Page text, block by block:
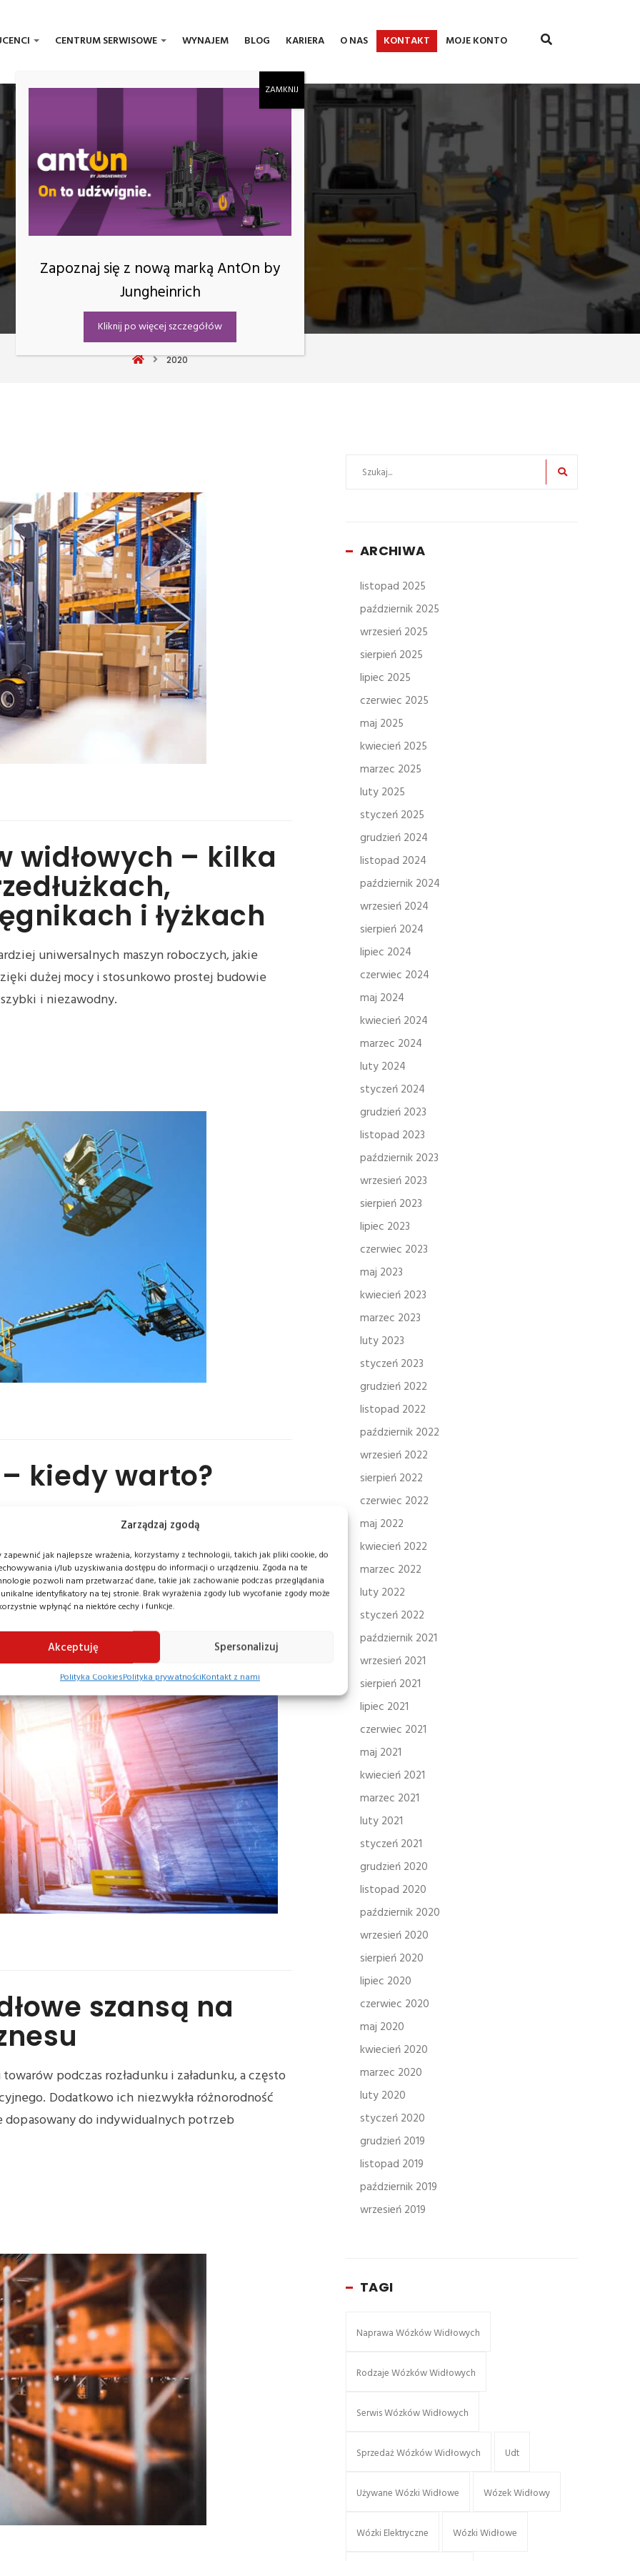
Zarządzaj zgodą
zapewnić jak najlepsze wrażenia, korzystamy z technologii, takich jak pliki cookie, do
i/lub uzyskiwania dostępu do informacji o urządzeniu. Zgoda na te
pozwoli nam przetwarzać dane, takie jak zachowanie podczas przeglądania
identyfikatory na tej stronie. Brak wyrażenia zgody lub wycofanie zgody może
wpłynąć na niektóre cechy i funkcje.
Akceptuję Spersonalizuj
Polityka CookiesPolityka prywatnościKontakt z nami
CENTRUM SERWISOWE WYNAJEM BLOG KARIERA O NAS KONTAKT MOJE KONTO
ROK:2020
2020
widłowych – kilka
i łyżkach
uniwersalnych maszyn roboczych, jakie
dużej mocy i stosunkowo prostej budowie
i niezawodny.
kiedy warto?
którzy muszą sprawnie przemieszczać się w
warto się nimi zainteresować?
szansą na
podczas rozładunku i załadunku, a często
Dodatkowo ich niezwykła różnorodność
dopasowany do indywidualnych potrzeb
ARCHIWA
listopad 2025
październik 2025
wrzesień 2025
sierpień 2025
lipiec 2025
czerwiec 2025
maj 2025
kwiecień 2025
marzec 2025
luty 2025
styczeń 2025
grudzień 2024
listopad 2024
październik 2024
wrzesień 2024
sierpień 2024
lipiec 2024
czerwiec 2024
maj 2024
kwiecień 2024
marzec 2024
luty 2024
styczeń 2024
grudzień 2023
listopad 2023
październik 2023
wrzesień 2023
sierpień 2023
lipiec 2023
czerwiec 2023
maj 2023
kwiecień 2023
marzec 2023
luty 2023
styczeń 2023
grudzień 2022
listopad 2022
październik 2022
wrzesień 2022
sierpień 2022
czerwiec 2022
maj 2022
kwiecień 2022
marzec 2022
luty 2022
styczeń 2022
październik 2021
wrzesień 2021
sierpień 2021
lipiec 2021
czerwiec 2021
maj 2021
kwiecień 2021
marzec 2021
luty 2021
styczeń 2021
grudzień 2020
listopad 2020
październik 2020
wrzesień 2020
sierpień 2020
lipiec 2020
czerwiec 2020
maj 2020
kwiecień 2020
marzec 2020
luty 2020
styczeń 2020
grudzień 2019
listopad 2019
październik 2019
wrzesień 2019
TAGI
Naprawa Wózków Widłowych
Rodzaje Wózków Widłowych
Serwis Wózków Widłowych
Sprzedaż Wózków Widłowych Udt
Używane Wózki Widłowe Wózek Widłowy
Wózki Elektryczne Wózki Widłowe
Zapoznaj się z nową marką AntOn by
Jungheinrich
Kliknij po więcej szczegółów